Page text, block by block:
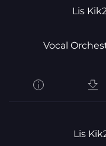
Lis
Vocal
Lis